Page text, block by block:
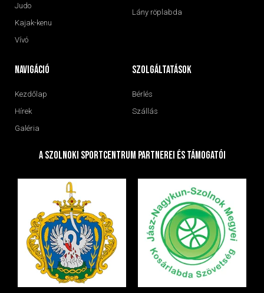
Judo
Kajak-kenu
Vívó
Lány röplabda
navigáció
Kezdőlap
Hírek
Galéria
Szolgáltatások
Bérlés
Szállás
A Szolnoki Sportcentrum Partnerei és Támogatói